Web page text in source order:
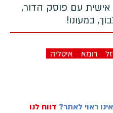
אישית עם פוסק הדור,
במעונו!
רומא איטליה
ראוי לאתר? דווח לנו